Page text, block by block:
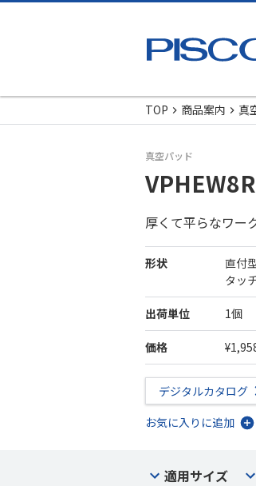
TOP
商品案内 真
真空パッド
厚くて平らなワー
形状
直付
タッ
出荷単位 1個
価格
デジタルカタログ
お気に入りに追加
適用サイズ